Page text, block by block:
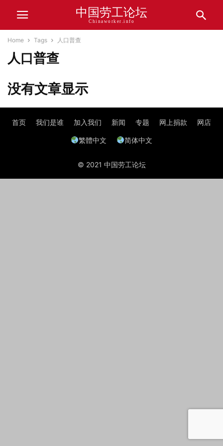
中国劳工论坛
Chinaworker.info
Home Tags 人口普查
人口普查
没有文章显示
首页 我们是谁 加入我们 新闻 专题 网上捐款 网店
繁體中文 简体中文
© 2021 中国劳工论坛